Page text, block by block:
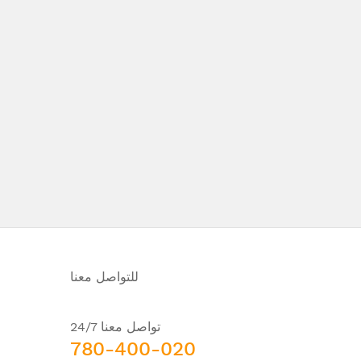
للتواصل معنا
تواصل معنا 24/7
780-400-020